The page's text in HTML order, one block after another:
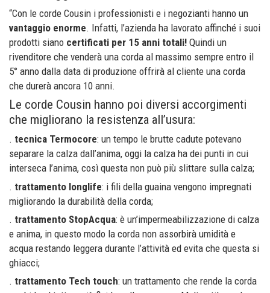
“Con le corde Cousin i professionisti e i negozianti hanno un
vantaggio enorme. Infatti, l’azienda ha lavorato affinché i suoi
prodotti siano certificati per 15 anni totali! Quindi un
rivenditore che venderà una corda al massimo sempre entro il
5° anno dalla data di produzione offrirà al cliente una corda
che durerà ancora 10 anni.
Le corde Cousin hanno poi diversi accorgimenti
che migliorano la resistenza all’usura:
. tecnica Termocore: un tempo le brutte cadute potevano
separare la calza dall’anima, oggi la calza ha dei punti in cui
interseca l’anima, così questa non può più slittare sulla calza;
. trattamento longlife: i fili della guaina vengono impregnati
migliorando la durabilità della corda;
. trattamento StopAcqua: è un’impermeabilizzazione di calza
e anima, in questo modo la corda non assorbirà umidità e
acqua restando leggera durante l’attività ed evita che questa si
ghiacci;
. trattamento Tech touch: un trattamento che rende la corda